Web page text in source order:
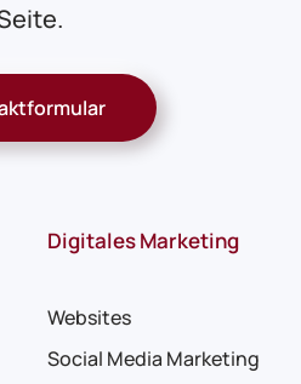
Digitales Marketing
Websites
Social Media Marketing